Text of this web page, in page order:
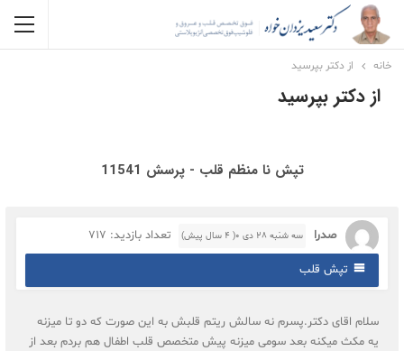
خانه از دکتر بپرسید
از دکتر بپرسید
تپش نا منظم قلب - پرسش 11541
صدرا سه شنبه ۲۸ دی ۰( 4 سال پیش) تعداد بازدید: 717
تپش قلب
سلام اقای دکتر.پسرم نه سالش ریتم قلبش به این صورت که دو تا میزنه
یه مکث میکنه بعد سومی میزنه پیش متخصص قلب اطفال هم بردم بعد از